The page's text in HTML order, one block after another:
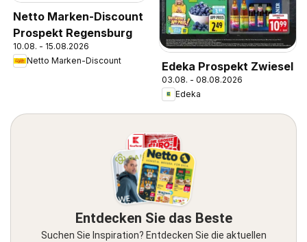
Netto Marken-Discount
Prospekt Regensburg
10.08. - 15.08.2026
Netto Marken-Discount
Edeka Prospekt Zwiesel
03.08. - 08.08.2026
Edeka
Entdecken Sie das Beste
Suchen Sie Inspiration? Entdecken Sie die aktuellen